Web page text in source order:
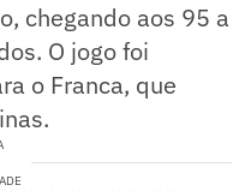
chegando aos 95 a
O jogo foi
o Franca, que